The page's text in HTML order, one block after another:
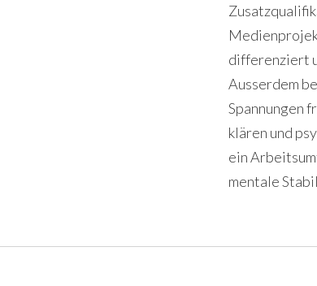
differenziert
Ausserdem
Spannungen
klären und
ein
mentale